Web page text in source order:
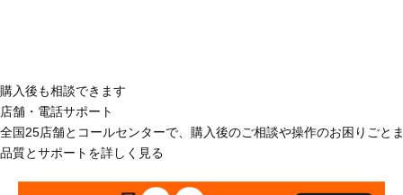
購入後も相談できます
店舗・電話サポート
全国25店舗とコールセンターで、購入後のご相談や操作のお困りごと
品質とサポートを詳しく見る